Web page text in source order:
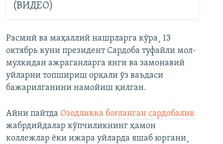
(ВИДЕО)
Расмий ва маҳаллий нашрларга кўра¸ 13
октябрь куни президент Сардоба туфайли мол-
мулкидан ажраганларга янги ва замонавий
уйларни топшириш орқали ўз ваъдаси
бажарилганини намойиш қилган.
Айни пайтда Озодликка боғланган сардобалик
жабрдийдалар кўпчиликнинг ҳамон
коллежлар ëки ижара уйларда яшаб юргани¸